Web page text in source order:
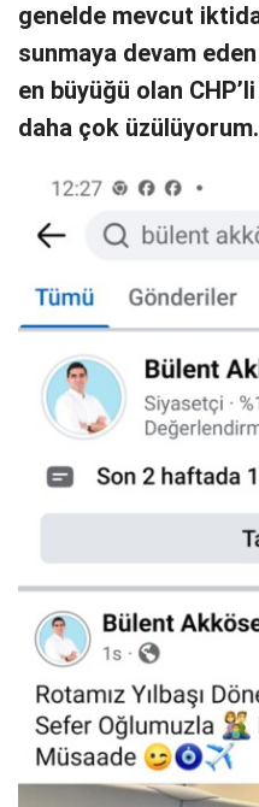
genelde mevcut
sunmaya devam
en büyüğü olan
daha çok üzülüyorum.